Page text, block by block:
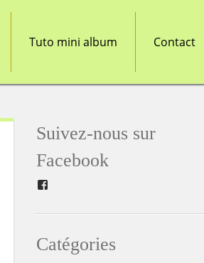
Tuto mini album Contact
Suivez-nous sur
Facebook
Catégories